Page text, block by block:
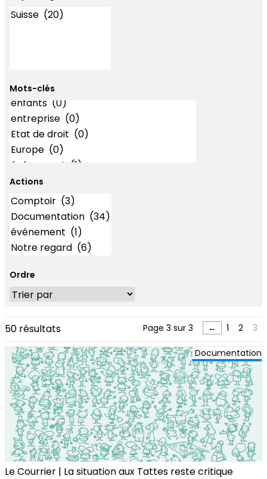
Mots-clés
Mots-clés
Actions
Actions
Ordre
50 résultats Page 3 sur 3 ← 1 2 3
Documentation
Le Courrier | La situation aux Tattes reste critique